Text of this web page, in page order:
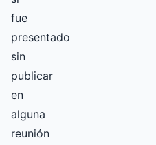
fue
presentado
sin
publicar
en
alguna
reunión